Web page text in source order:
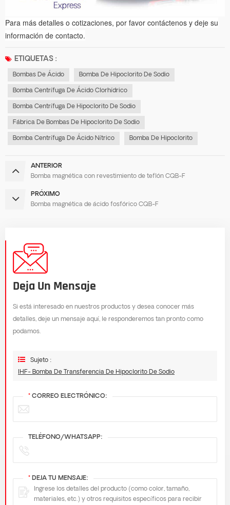
Para más detalles o cotizaciones, por favor contáctenos y deje su
información de contacto.
ETIQUETAS :
Bombas De Ácido Bomba De Hipoclorito De Sodio
Bomba Centrífuga De Ácido Clorhídrico
Bomba Centrífuga De Hipoclorito De Sodio
Fábrica De Bombas De Hipoclorito De Sodio
Bomba Centrífuga De Ácido Nítrico Bomba De Hipoclorito
ANTERIOR
Bomba magnética con revestimiento de teflón CQB-F
PRÓXIMO
Bomba magnética de ácido fosfórico CQB-F
Deja Un Mensaje
Si está interesado en nuestros productos y desea conocer más
detalles, deje un mensaje aquí, le responderemos tan pronto como
podamos.
Sujeto :
IHF- Bomba De Transferencia De Hipoclorito De Sodio
* CORREO ELECTRÓNICO:
TELÉFONO/WHATSAPP:
* DEJA TU MENSAJE: